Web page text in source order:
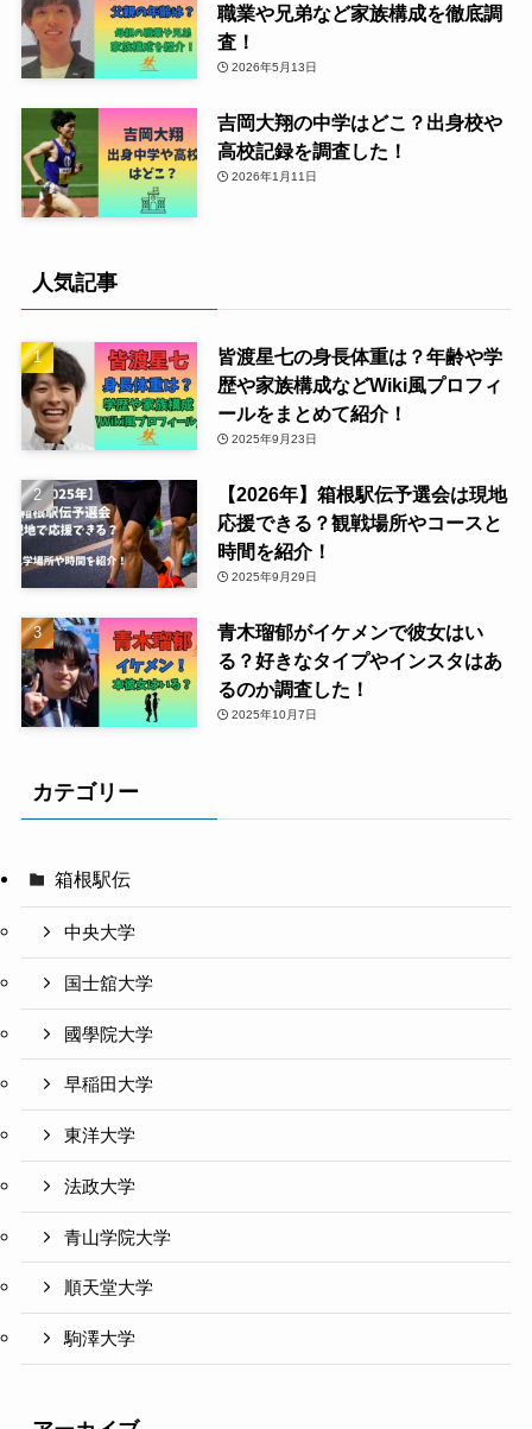
職業や兄弟など家族構成を徹底調
査！
2026年5月13日
吉岡大翔の中学はどこ？出身校や
高校記録を調査した！
2026年1月11日
人気記事
皆渡星七の身長体重は？年齢や学
歴や家族構成などWiki風プロフィ
ールをまとめて紹介！
2025年9月23日
【2026年】箱根駅伝予選会は現地
応援できる？観戦場所やコースと
時間を紹介！
2025年9月29日
青木瑠郁がイケメンで彼女はい
る？好きなタイプやインスタはあ
るのか調査した！
2025年10月7日
カテゴリー
箱根駅伝
中央大学
国士舘大学
國學院大学
早稲田大学
東洋大学
法政大学
青山学院大学
順天堂大学
駒澤大学